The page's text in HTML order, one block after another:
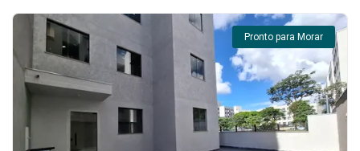
Pronto para Morar